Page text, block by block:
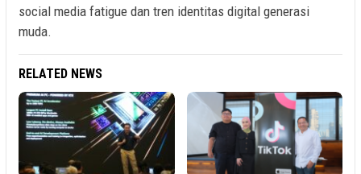
social media fatigue dan tren identitas digital generasi
muda.
RELATED NEWS